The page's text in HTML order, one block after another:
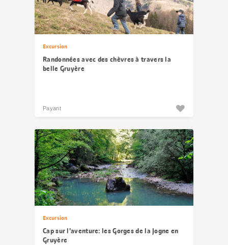
Excursion
Randonnées avec des chèvres à travers la
belle Gruyère
Payant
Excursion
Cap sur l’aventure: les Gorges de la Jogne en
Gruyère